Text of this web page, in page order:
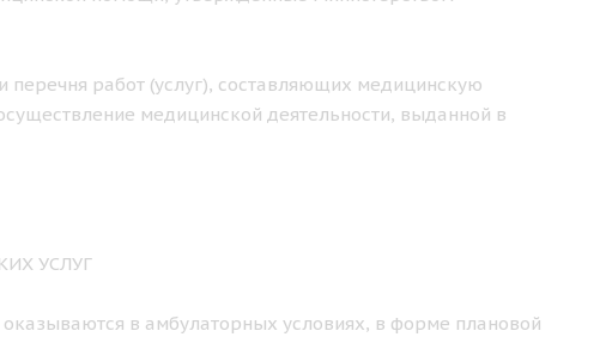
перечня работ (услуг), составляющих медицинскую
медицинской деятельности, выданной в
УСЛУГ
в амбулаторных условиях, в форме плановой